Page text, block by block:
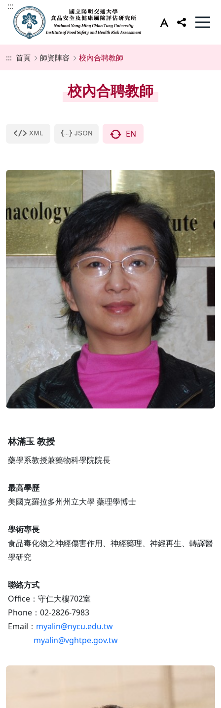
:::
::: 首頁 師資陣容 校內合聘教師
校內合聘教師
EN
林滿玉 教授
藥學系教授兼藥物科學院院長
最高學歷
美國克羅拉多州州立大學 藥理學博士
學術專長
食品毒化物之神經傷害作用、神經藥理、神經再生、轉譯醫
學研究
聯絡方式
Office：守仁大樓702室
Phone：02-2826-7983
Email： myalin@nycu.edu.tw
myalin@vghtpe.gov.tw